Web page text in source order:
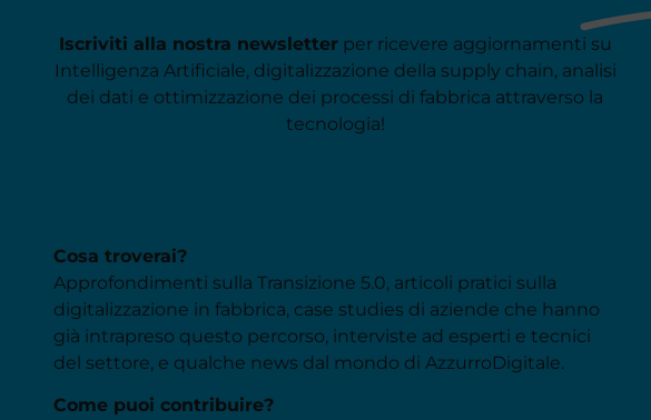
Iscriviti alla nostra newsletterper ricevere aggiornamenti su
Intelligenza Artificiale, digitalizzazione della supply chain, analisi
dei dati e ottimizzazione dei processi di fabbrica attraverso la
tecnologia!
Cosa troverai?
Approfondimenti sulla Transizione 5.0, articoli pratici sulla
digitalizzazione in fabbrica, case studies di aziende che hanno
già intrapreso questo percorso, interviste ad esperti e tecnici
del settore, e qualche news dal mondo di AzzurroDigitale.
Come puoi contribuire?